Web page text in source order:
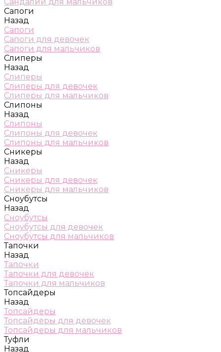
Сапоги
Назад
Сапоги
Сапоги для девочек
Сапоги для мальчиков
Слиперы
Назад
Слиперы
Слиперы для девочек
Слиперы для мальчиков
Слипоны
Назад
Слипоны
Слипоны для девочек
Слипоны для мальчиков
Сникеры
Назад
Сникеры
Сникеры для девочек
Сникеры для мальчиков
Сноубутсы
Назад
Сноубутсы
Сноубутсы для девочек
Сноубутсы для мальчиков
Тапочки
Назад
Тапочки
Тапочки для девочек
Тапочки для мальчиков
Топсайдеры
Назад
Топсайдеры
Топсайдеры для девочек
Топсайдеры для мальчиков
Туфли
Назад